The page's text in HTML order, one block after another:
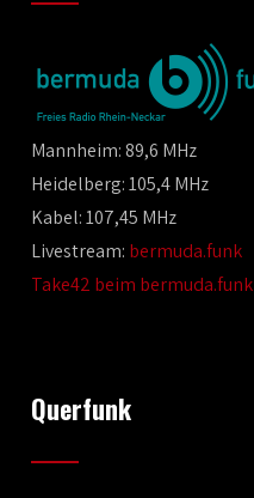
Mannheim: 89,6 MHz
Heidelberg: 105,4 MHz
Kabel: 107,45 MHz
Livestream: bermuda.funk
Take42 beim bermuda.funk
Querfunk